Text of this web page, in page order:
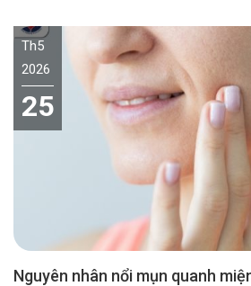
Th5
2026
25
Nguyên nhân nổi mụn quanh